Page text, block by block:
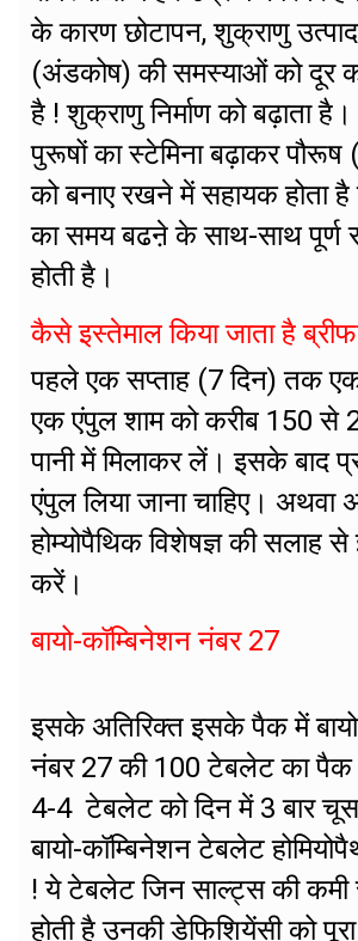
के कारण छोटापन, शुक्राणु
(अंडकोष) की समस्याओं को दूर
है ! शुक्राणु निर्माण को बढ़ाता
पुरूषों का स्टेमिना बढ़ाकर पौरूष
को बनाए रखने में सहायक होता
का समय बढऩे के साथ-साथ पूर्ण
होती है।
कैसे इस्तेमाल किया जाता है
पहले एक सप्ताह (7 दिन) तक
एक एंपुल शाम को करीब 150 से
पानी में मिलाकर लें। इसके बाद
एंपुल लिया जाना चाहिए। अथवा
होम्योपैथिक विशेषज्ञ की सलाह
करें।
बायो-कॉम्बिनेशन नंबर 27
इसके अतिरिक्त इसके पैक में
नंबर 27 की 100 टेबलेट का पैक
4-4 टेबलेट को दिन में 3 बार
बायो-कॉम्बिनेशन टेबलेट
! ये टेबलेट जिन साल्ट्स की कमी
होती है उनकी डेफिशियेंसी को